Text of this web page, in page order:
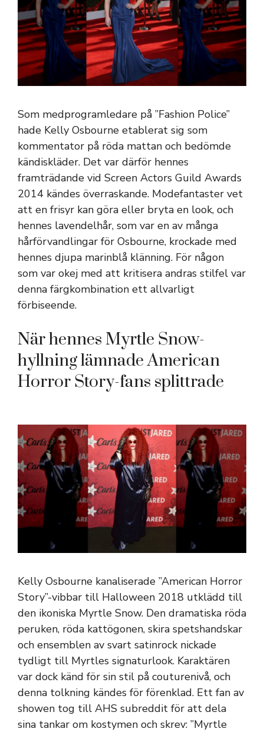
Som medprogramledare på ”Fashion Police”
hade Kelly Osbourne etablerat sig som
kommentator på röda mattan och bedömde
kändiskläder. Det var därför hennes
framträdande vid Screen Actors Guild Awards
2014 kändes överraskande. Modefantaster vet
att en frisyr kan göra eller bryta en look, och
hennes lavendelhår, som var en av många
hårförvandlingar för Osbourne, krockade med
hennes djupa marinblå klänning. För någon
som var okej med att kritisera andras stilfel var
denna färgkombination ett allvarligt
förbiseende.
När hennes Myrtle Snow-
hyllning lämnade American
Horror Story-fans splittrade
Kelly Osbourne kanaliserade ”American Horror
Story”-vibbar till Halloween 2018 utklädd till
den ikoniska Myrtle Snow. Den dramatiska röda
peruken, röda kattögonen, skira spetshandskar
och ensemblen av svart satinrock nickade
tydligt till Myrtles signaturlook. Karaktären
var dock känd för sin stil på couturenivå, och
denna tolkning kändes för förenklad. Ett fan av
showen tog till AHS subreddit för att dela
sina tankar om kostymen och skrev: ”Myrtle